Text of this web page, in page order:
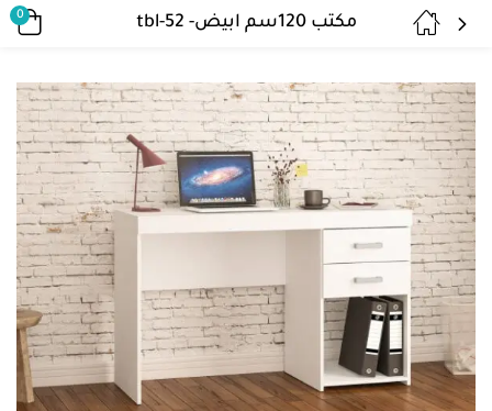
مكتب 120سم ابيض- tbl-52 0